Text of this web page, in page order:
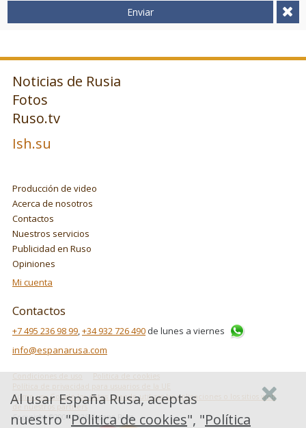
Enviar
Noticias de Rusia
Fotos
Ruso.tv
Ish.su
Producción de video
Acerca de nosotros
Contactos
Nuestros servicios
Publicidad en Ruso
Opiniones
Mi cuenta
Contactos
+7 495 236 98 99,+34 932 726 490 de lunes a viernes
info@espanarusa.com
Politica de cookies
Política de privacidad para usuarios de la UE
Cómo usa Google los datos cuando utilizas las aplicaciones o los sitios web
de nuestros partners
Copyright ©2007-2026 Espana Rusa
Al usar España Rusa, aceptas
nuestro "Politica de cookies", "Política